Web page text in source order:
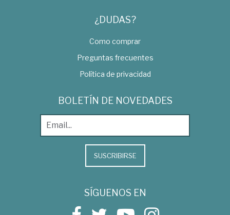
¿DUDAS?
Como comprar
Preguntas frecuentes
Política de privacidad
BOLETÍN DE NOVEDADES
SUSCRIBIRSE
SÍGUENOS EN